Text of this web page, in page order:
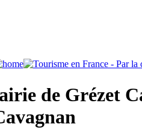
de Grézet